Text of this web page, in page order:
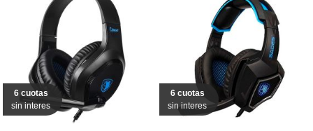
6 cuotas
sin interes
6 cuotas
sin interes